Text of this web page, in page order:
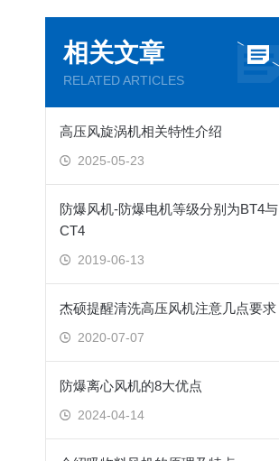
相关文章
RELATED ARTICLES
高压风旋涡机相关特性介绍
2025-05-23
防爆风机-防爆电机等级分别为BT4与
CT4
2019-06-13
杰硕提醒清洗高压风机注意几点要求
2020-07-07
防爆离心风机的8大优点
2024-04-14